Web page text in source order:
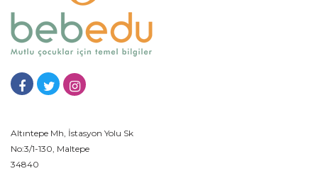
Altıntepe Mh, İstasyon Yolu Sk
No:3/1-130, Maltepe
34840